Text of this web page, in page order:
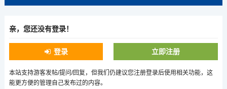
亲，您还没有登录！
登录 立即注册
本站支持游客发帖/提问/回复，但我们仍建议您注册登录后使用相关功能，这
能更方便的管理自己发布过的内容。